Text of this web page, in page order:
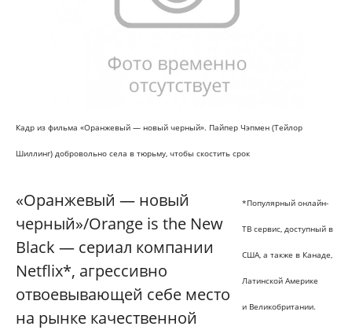
Кадр из фильма «Оранжевый — новый черный». Пайпер Чэпмен (Тейлор
Шиллинг) добровольно села в тюрьму, чтобы скостить срок
*Популярный онлайн-
ТВ сервис, доступный в
США, а также в Канаде,
Латинской Америке
и Великобритании.
«Оранжевый — новый
черный»/Orange is the New
Black — сериал компании
Netflix*, агрессивно
отвоевывающей себе место
на рынке качественной